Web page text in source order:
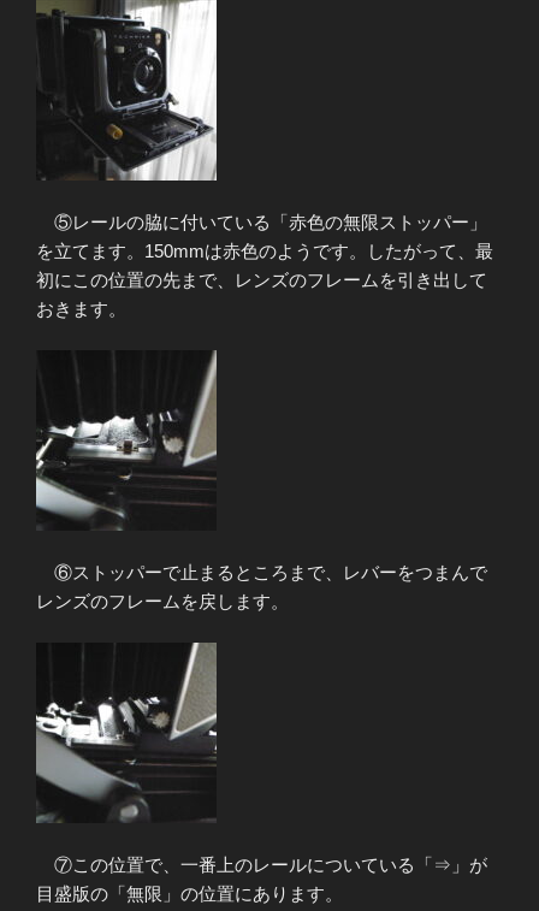
⑤レールの脇に付いている「赤色の無限ストッパー」
を立てます。150mmは赤色のようです。したがって、最
初にこの位置の先まで、レンズのフレームを引き出して
おきます。
⑥ストッパーで止まるところまで、レバーをつまんで
レンズのフレームを戻します。
⑦この位置で、一番上のレールについている「⇒」が
目盛版の「無限」の位置にあります。